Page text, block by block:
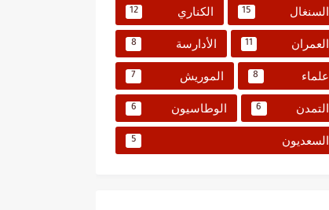
السنغال 15 الكناري 12
العمران 11 الأدارسة 8
علماء 8 الموريش 7
التمدن 6 الوطاسيون 6
السعديون 5